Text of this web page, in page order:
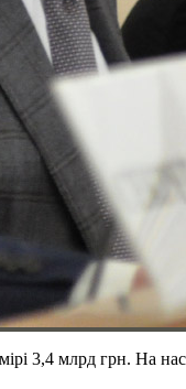
3,4 млрд грн. На